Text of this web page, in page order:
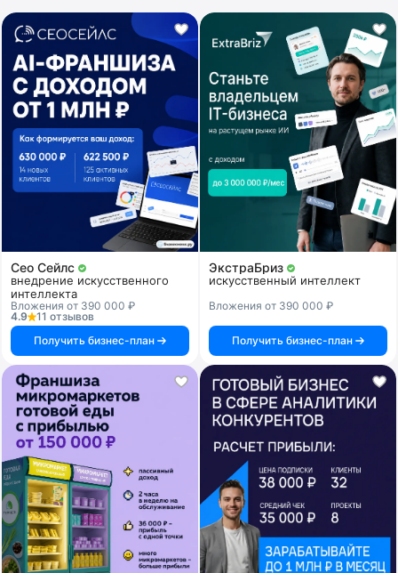
Сео Сейлс
внедрение искусственного
интеллекта
Вложения от 390 000 ₽
4.9
11 отзывов
Получить бизнес-план
ЭкстраБриз
искусственный интеллект
Вложения от 390 000 ₽
Получить бизнес-план